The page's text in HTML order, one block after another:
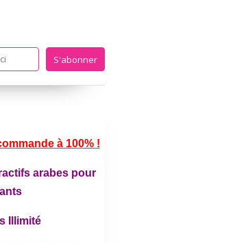
à 100% !
arabes pour
Illimité